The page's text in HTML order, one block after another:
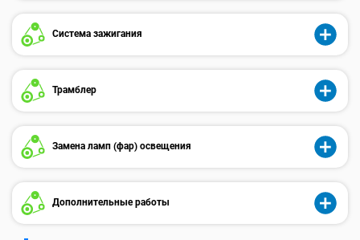
Система зажигания
Трамблер
Замена ламп (фар) освещения
Дополнительные работы